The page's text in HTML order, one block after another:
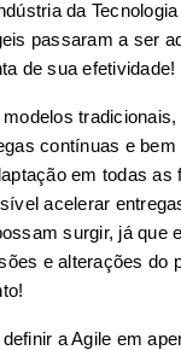
da
passaram a ser
de sua efetividade!
contínuas e bem
em todas as
acelerar
surgir, já que
e alterações do
a Agile em